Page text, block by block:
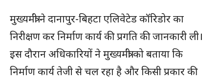
मुख्यमंत्री ने दानापुर-बिहटा एलिवेटेड कॉरिडोर का
निरीक्षण कर निर्माण कार्य की प्रगति की जानकारी ली।
इस दौरान अधिकारियों ने मुख्यमंत्री को बताया कि
निर्माण कार्य तेजी से चल रहा है और किसी प्रकार की